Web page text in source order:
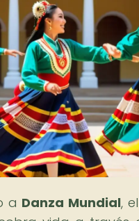
a Danza Mundial,